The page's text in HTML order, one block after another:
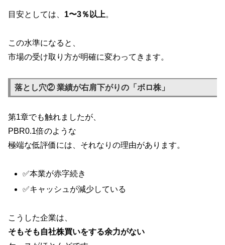
目安としては、 1〜3％以上。
この水準になると、
市場の受け取り方が明確に変わってきます。
落とし穴② 業績が右肩下がりの「ボロ株」
第1章でも触れましたが、
PBR0.1倍のような
極端な低評価には、それなりの理由があります。
✅本業が赤字続き
✅キャッシュが減少している
こうした企業は、
そもそも自社株買いをする余力がない